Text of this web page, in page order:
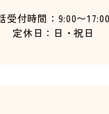
受付時間：9:00〜
定休日：日・祝日